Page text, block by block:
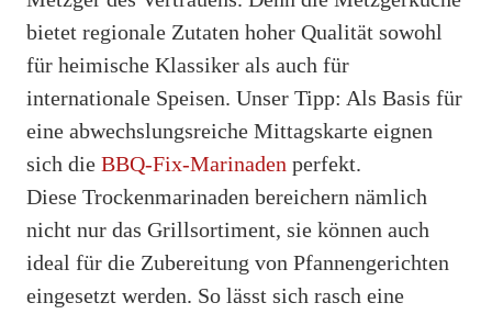
bietet regionale Zutaten hoher Qualität sowohl
für heimische Klassiker als auch für
internationale Speisen. Unser Tipp: Als Basis für
eine abwechslungsreiche Mittagskarte eignen
sich die BBQ-Fix-Marinaden perfekt.
Diese Trockenmarinaden bereichern nämlich
nicht nur das Grillsortiment, sie können auch
ideal für die Zubereitung von Pfannengerichten
eingesetzt werden. So lässt sich rasch eine